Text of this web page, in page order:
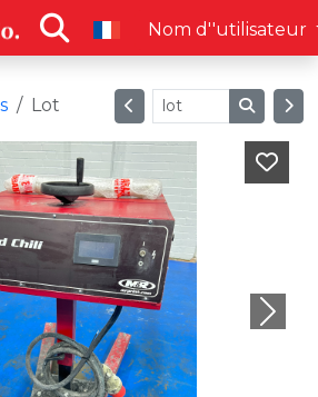
Nom d''utilisateur
Lot
Next